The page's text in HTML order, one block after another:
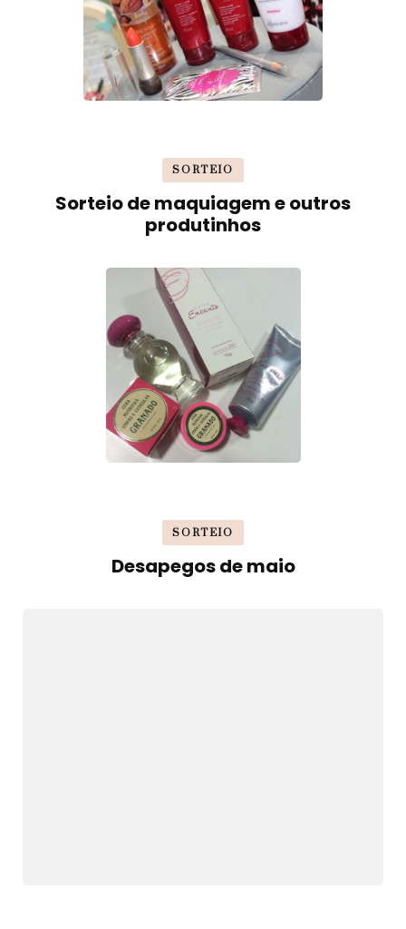
SORTEIO
Sorteio de maquiagem e outros
produtinhos
SORTEIO
Desapegos de maio